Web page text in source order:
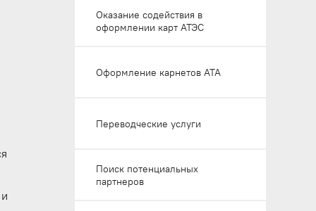
Оказание содействия в
оформлении карт АТЭС
Оформление карнетов АТА
Переводческие услуги
Поиск потенциальных
партнеров